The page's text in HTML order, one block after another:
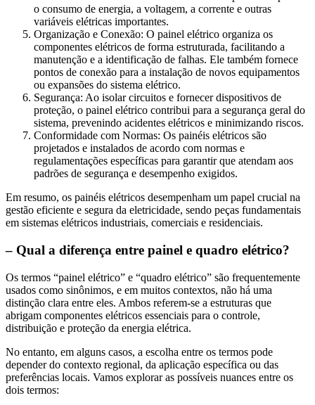
o consumo de energia, a voltagem, a corrente e outras
variáveis elétricas importantes.
Organização e Conexão: O painel elétrico organiza os
componentes elétricos de forma estruturada, facilitando a
manutenção e a identificação de falhas. Ele também fornece
pontos de conexão para a instalação de novos equipamentos
ou expansões do sistema elétrico.
Segurança: Ao isolar circuitos e fornecer dispositivos de
proteção, o painel elétrico contribui para a segurança geral do
sistema, prevenindo acidentes elétricos e minimizando riscos.
Conformidade com Normas: Os painéis elétricos são
projetados e instalados de acordo com normas e
regulamentações específicas para garantir que atendam aos
padrões de segurança e desempenho exigidos.
Em resumo, os painéis elétricos desempenham um papel crucial na
gestão eficiente e segura da eletricidade, sendo peças fundamentais
em sistemas elétricos industriais, comerciais e residenciais.
– Qual a diferença entre painel e quadro elétrico?
Os termos “painel elétrico” e “quadro elétrico” são frequentemente
usados como sinônimos, e em muitos contextos, não há uma
distinção clara entre eles. Ambos referem-se a estruturas que
abrigam componentes elétricos essenciais para o controle,
distribuição e proteção da energia elétrica.
No entanto, em alguns casos, a escolha entre os termos pode
depender do contexto regional, da aplicação específica ou das
preferências locais. Vamos explorar as possíveis nuances entre os
dois termos: